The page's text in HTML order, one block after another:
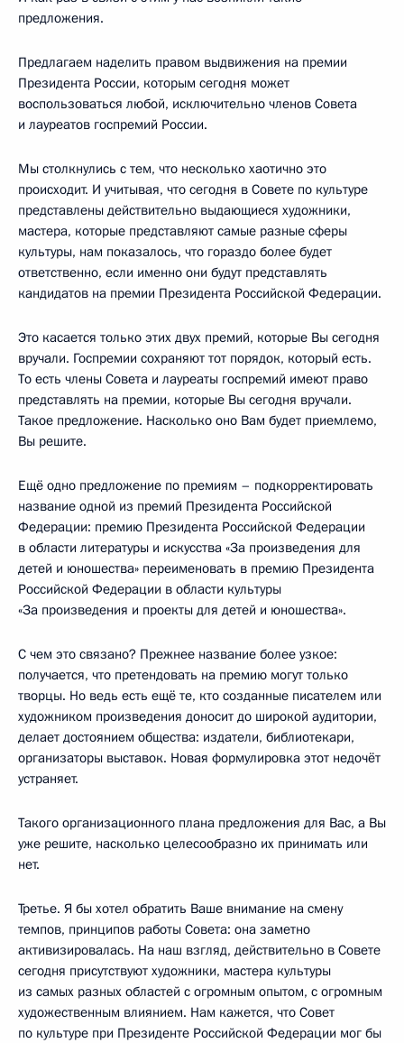
предложения.
Предлагаем наделить правом выдвижения на премии
Президента России, которым сегодня может
воспользоваться любой, исключительно членов Совета
и лауреатов госпремий России.
Мы столкнулись с тем, что несколько хаотично это
происходит. И учитывая, что сегодня в Совете по культуре
представлены действительно выдающиеся художники,
мастера, которые представляют самые разные сферы
культуры, нам показалось, что гораздо более будет
ответственно, если именно они будут представлять
кандидатов на премии Президента Российской Федерации.
Это касается только этих двух премий, которые Вы сегодня
вручали. Госпремии сохраняют тот порядок, который есть.
То есть члены Совета и лауреаты госпремий имеют право
представлять на премии, которые Вы сегодня вручали.
Такое предложение. Насколько оно Вам будет приемлемо,
Вы решите.
Ещё одно предложение по премиям – подкорректировать
название одной из премий Президента Российской
Федерации: премию Президента Российской Федерации
в области литературы и искусства «За произведения для
детей и юношества» переименовать в премию Президента
Российской Федерации в области культуры
«За произведения и проекты для детей и юношества».
С чем это связано? Прежнее название более узкое:
получается, что претендовать на премию могут только
творцы. Но ведь есть ещё те, кто созданные писателем или
художником произведения доносит до широкой аудитории,
делает достоянием общества: издатели, библиотекари,
организаторы выставок. Новая формулировка этот недочёт
устраняет.
Такого организационного плана предложения для Вас, а Вы
уже решите, насколько целесообразно их принимать или
нет.
Третье. Я бы хотел обратить Ваше внимание на смену
темпов, принципов работы Совета: она заметно
активизировалась. На наш взгляд, действительно в Совете
сегодня присутствуют художники, мастера культуры
из самых разных областей с огромным опытом, с огромным
художественным влиянием. Нам кажется, что Совет
по культуре при Президенте Российской Федерации мог бы